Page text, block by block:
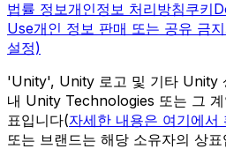
법률 정보개인정보 처리방침쿠키
Use개인 정보 판매 또는 공유 금지
설정)
'Unity', Unity 로고 및 기타 Unity
내 Unity Technologies 또는 그
표입니다(자세한 내용은 여기에서
또는 브랜드는 해당 소유자의 상표